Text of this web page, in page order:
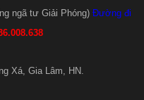
ngã tư Giải Phóng) Đường đi
Xá, Gia Lâm, HN.